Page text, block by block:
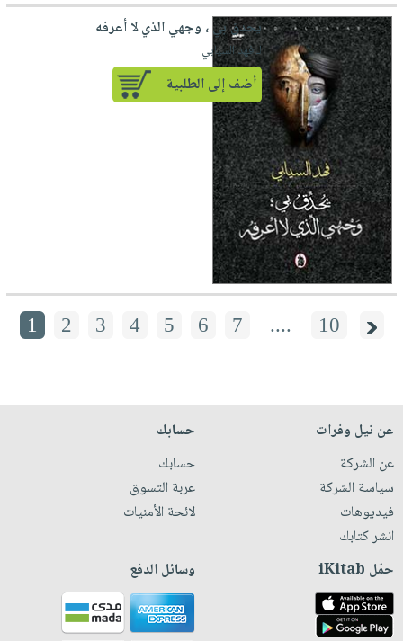
يحدق بي ، وجهي الذي لا أعرفه
لـ فهد السيابي
أضف إلى الطلبية
1 2 3 4 5 6 7 .... 10
عن نيل وفرات
عن الشركة
سياسة الشركة
فيديوهات
انشر كتابك
حسابك
حسابك
عربة التسوق
لائحة الأمنيات
حمّل iKitab وسائل الدفع